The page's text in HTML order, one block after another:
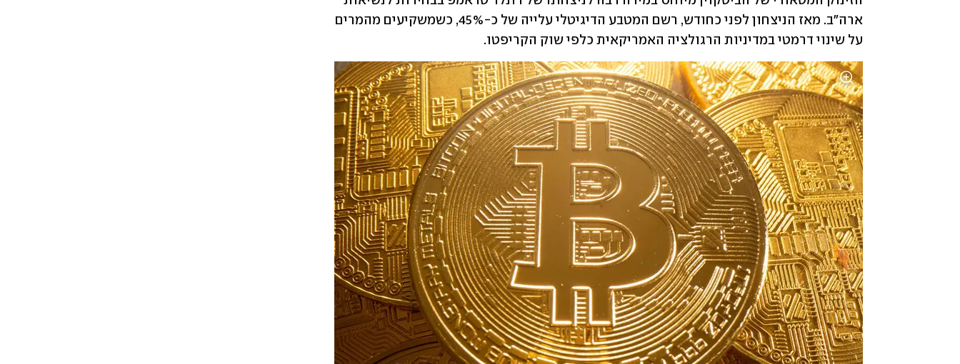
על שינוי דרמטי במדיניות הרגולציה האמריקאית כלפי שוק הקריפטו.